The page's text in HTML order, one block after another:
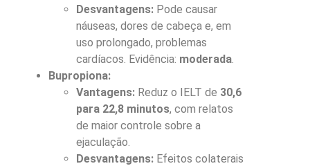
Desvantagens: Pode causar
náuseas, dores de cabeça e, em
uso prolongado, problemas
cardíacos. Evidência: moderada
Bupropiona:
Vantagens: Reduz o IELT de 30,6
para 22,8 minutos, com relatos
de maior controle sobre a
ejaculação.
Desvantagens: Efeitos colaterais